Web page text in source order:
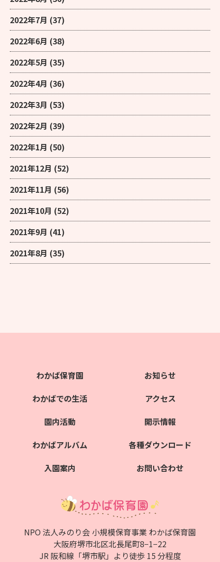
2022年7月 (37)
2022年6月 (38)
2022年5月 (35)
2022年4月 (36)
2022年3月 (53)
2022年2月 (39)
2022年1月 (50)
2021年12月 (52)
2021年11月 (56)
2021年10月 (52)
2021年9月 (41)
2021年8月 (35)
わかば保育園
わかばでの生活
園内活動
わかばアルバム
入園案内
お知らせ
アクセス
開示情報
各種ダウンロード
お問い合わせ
NPO 法人みのり会 小規模保育事業 わかば保育園
大阪府堺市北区北⻑尾町8−1−22
JR 阪和線「堺市駅」より徒歩 15 分程度